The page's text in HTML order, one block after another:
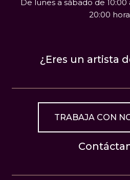
De lunes a sábado de 10:00
20:00
¿Eres un artista
TRABAJA CON